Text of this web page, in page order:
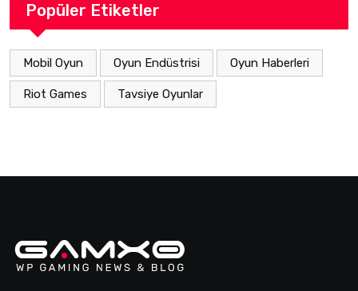
Popüler Etiketler
Mobil Oyun Oyun Endüstrisi Oyun Haberleri
Riot Games Tavsiye Oyunlar